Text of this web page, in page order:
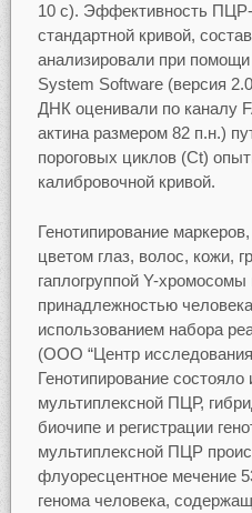
10 с). Эффективность
стандартной кривой,
анализировали при
System Software (версия
ДНК оценивали по каналу
актина размером 82 п.н.)
пороговых циклов (Сt)
калибровочной кривой.
Генотипирование
цветом глаз, волос, кожи,
гаплогруппой Y-хромосомы
принадлежностью
использованием набора
(ООО “Центр
Генотипирование состояло
мультиплексной ПЦР,
биочипе и регистрации
мультиплексной ПЦР
флуоресцентное мечение
генома человека,